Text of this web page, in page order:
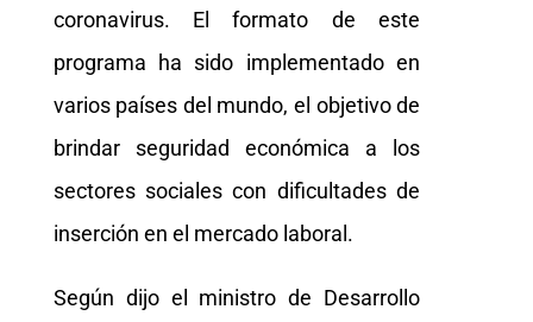
coronavirus. El formato de este
programa ha sido implementado en
varios países del mundo, el objetivo de
brindar seguridad económica a los
sectores sociales con dificultades de
inserción en el mercado laboral.
Según dijo el ministro de Desarrollo